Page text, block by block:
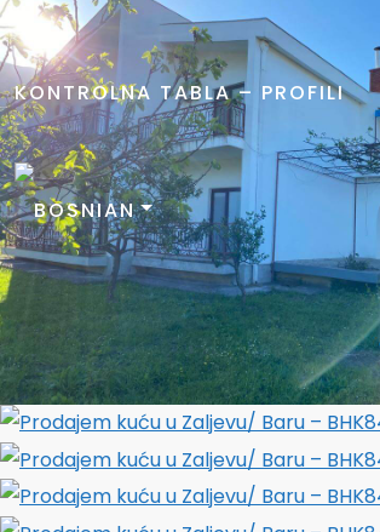
KONTROLNA TABLA – PROFILI